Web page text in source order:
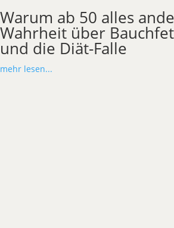
Warum ab 50 alles
Wahrheit über
und die Diät-Falle
mehr lesen...